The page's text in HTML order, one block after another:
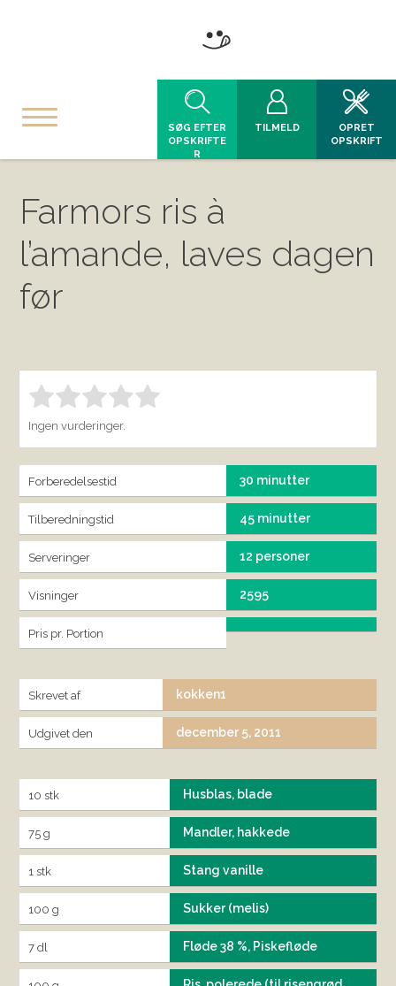
SØG EFTER
OPSKRIFTE
R
TILMELD
OPRET
OPSKRIFT
Farmors ris à
l’amande, laves dagen
før
Bedøm denne vare: 1.00
Ingen vurderinger.
Forberedelsestid 30 minutter
Tilberedningstid 45 minutter
Serveringer 12 personer
Visninger 2595
Pris pr. Portion
Skrevet af kokken1
Udgivet den december 5, 2011
10 stk Husblas, blade
75 g Mandler, hakkede
1 stk Stang vanille
100 g Sukker (melis)
7 dl Fløde 38 %, Piskefløde